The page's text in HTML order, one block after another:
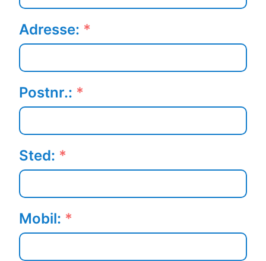
Adresse: *
Postnr.: *
Sted: *
Mobil: *